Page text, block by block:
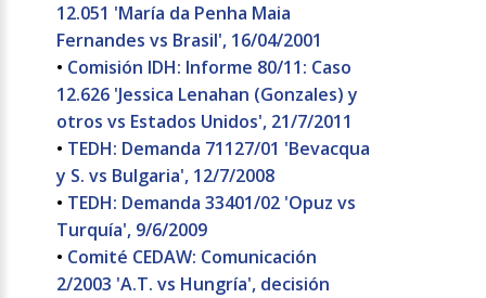
12.051 'María da Penha Maia
Fernandes vs Brasil', 16/04/2001
• Comisión IDH: Informe 80/11: Caso
12.626 'Jessica Lenahan (Gonzales) y
otros vs Estados Unidos', 21/7/2011
• TEDH: Demanda 71127/01 'Bevacqua
y S. vs Bulgaria', 12/7/2008
• TEDH: Demanda 33401/02 'Opuz vs
Turquía', 9/6/2009
• Comité CEDAW: Comunicación
2/2003 'A.T. vs Hungría', decisión